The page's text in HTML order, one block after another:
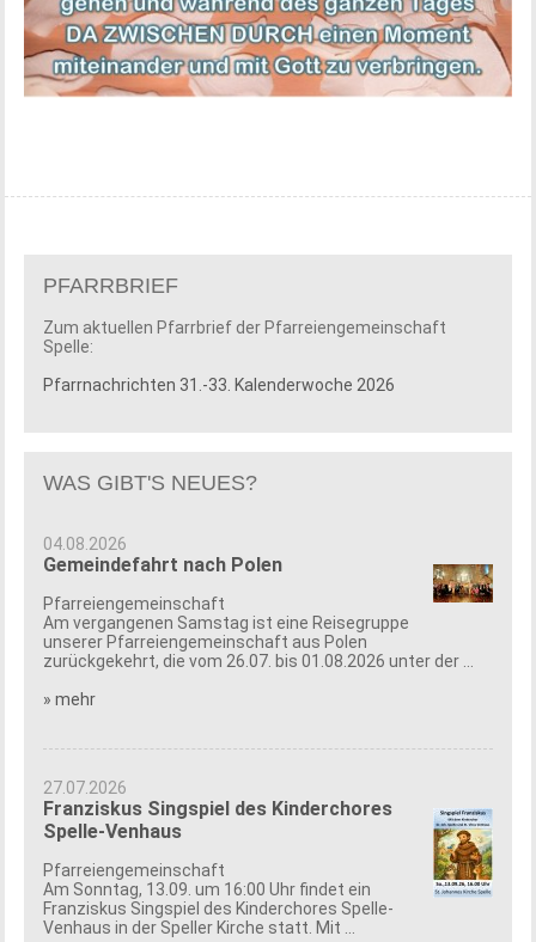
PFARRBRIEF
Zum aktuellen Pfarrbrief der Pfarreiengemeinschaft
Spelle:
Pfarrnachrichten 31.-33. Kalenderwoche 2026
WAS GIBT'S NEUES?
04.08.2026
Gemeindefahrt nach Polen
Pfarreiengemeinschaft
Am vergangenen Samstag ist eine Reisegruppe
unserer Pfarreiengemeinschaft aus Polen
zurückgekehrt, die vom 26.07. bis 01.08.2026 unter der ...
» mehr
27.07.2026
Franziskus Singspiel des Kinderchores
Spelle-Venhaus
Pfarreiengemeinschaft
Am Sonntag, 13.09. um 16:00 Uhr findet ein
Franziskus Singspiel des Kinderchores Spelle-
Venhaus in der Speller Kirche statt. Mit ...